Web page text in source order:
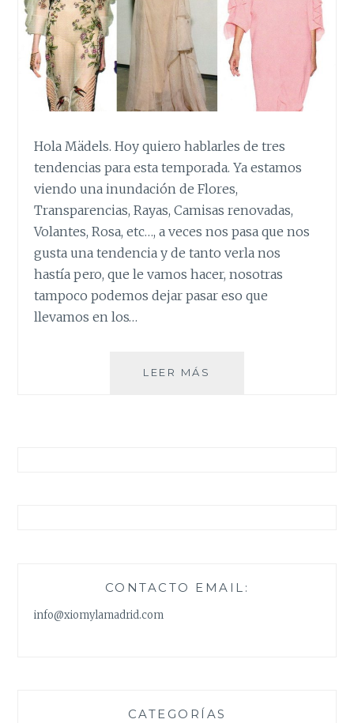
Hola Mädels. Hoy quiero hablarles de tres
tendencias para esta temporada. Ya estamos
viendo una inundación de Flores,
Transparencias, Rayas, Camisas renovadas,
Volantes, Rosa, etc…, a veces nos pasa que nos
gusta una tendencia y de tanto verla nos
hastía pero, que le vamos hacer, nosotras
tampoco podemos dejar pasar eso que
llevamos en los…
LEER MÁS
CONTACTO EMAIL:
info@xiomylamadrid.com
CATEGORÍAS